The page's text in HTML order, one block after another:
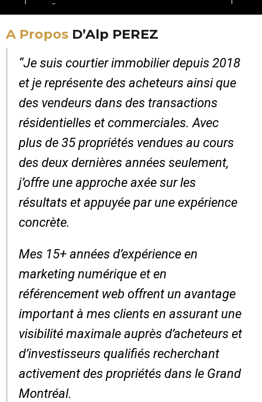
A Propos D’Alp PEREZ
“Je suis courtier immobilier depuis 2018
et je représente des acheteurs ainsi que
des vendeurs dans des transactions
résidentielles et commerciales. Avec
plus de 35 propriétés vendues au cours
des deux dernières années seulement,
j’offre une approche axée sur les
résultats et appuyée par une expérience
concrète.
Mes 15+ années d’expérience en
marketing numérique et en
référencement web offrent un avantage
important à mes clients en assurant une
visibilité maximale auprès d’acheteurs et
d’investisseurs qualifiés recherchant
activement des propriétés dans le Grand
Montréal.